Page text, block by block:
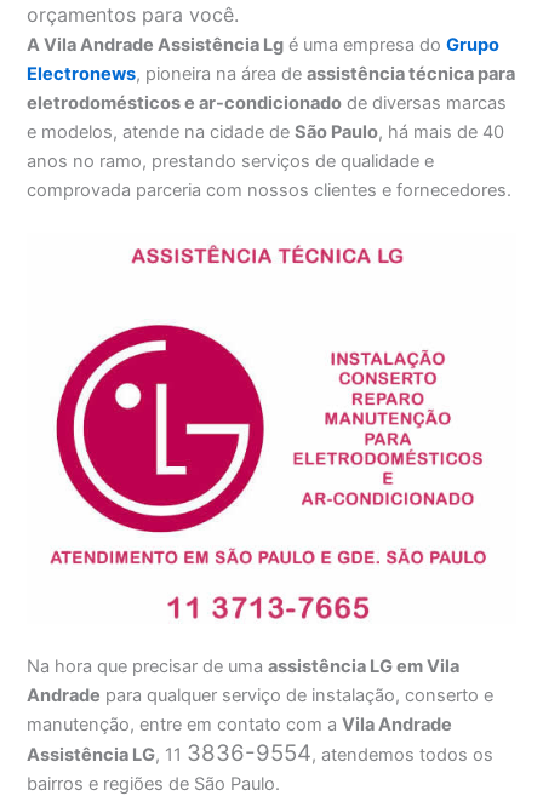
orçamentos para você.
A Vila Andrade Assistência Lg é uma empresa doGrupo
Electronews, pioneira na área deassistência técnica para
eletrodomésticos e ar-condicionado de diversas marcas
e modelos, atende na cidade deSão Paulo, há mais de 40
anos no ramo, prestando serviços de qualidade e
comprovada parceria com nossos clientes e fornecedores.
Na hora que precisar de umaassistência LG em Vila
Andrade para qualquer serviço de instalação, conserto e
manutenção, entre em contato com aVila Andrade
Assistência LG, 11 3836-9554, atendemos todos os
bairros e regiões de São Paulo.